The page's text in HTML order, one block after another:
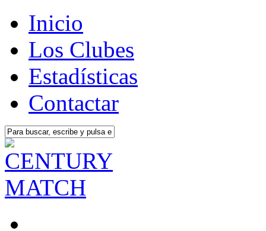
Inicio
Los Clubes
Estadísticas
Contactar